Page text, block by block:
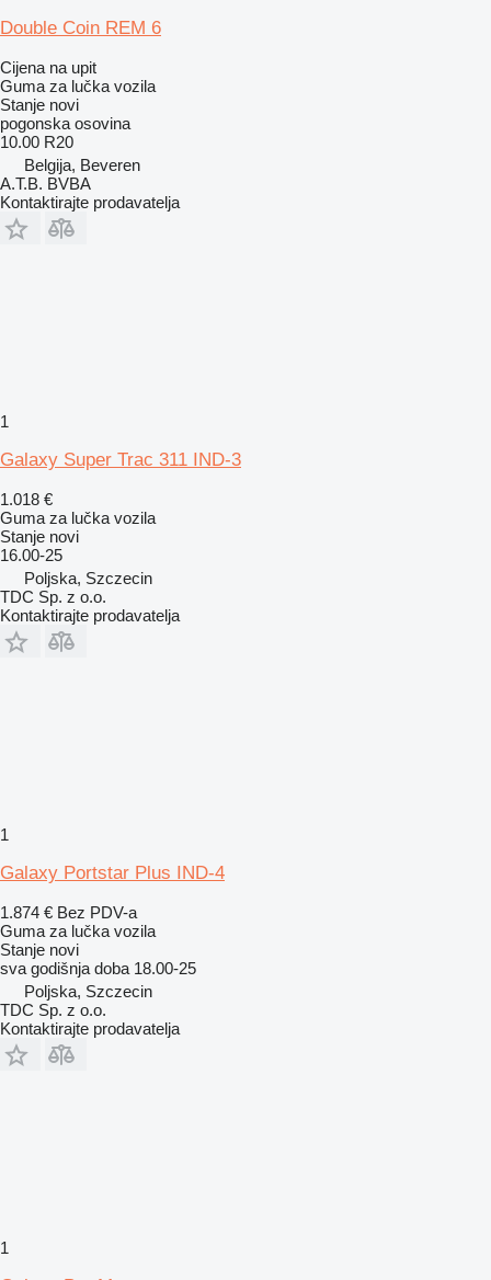
Double Coin REM 6
Cijena na upit
Guma za lučka vozila
Stanje novi
pogonska osovina
10.00 R20
Belgija, Beveren
A.T.B. BVBA
Kontaktirajte prodavatelja
1
Galaxy Super Trac 311 IND-3
1.018 €
Guma za lučka vozila
Stanje novi
16.00-25
Poljska, Szczecin
TDC Sp. z o.o.
Kontaktirajte prodavatelja
1
Galaxy Portstar Plus IND-4
1.874 € Bez PDV-a
Guma za lučka vozila
Stanje novi
sva godišnja doba 18.00-25
Poljska, Szczecin
TDC Sp. z o.o.
Kontaktirajte prodavatelja
1